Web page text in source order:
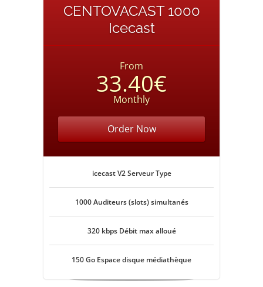
CENTOVACAST 1000
Icecast
From
33.40€
Monthly
Order Now
icecast V2 Serveur Type
1000 Auditeurs (slots) simultanés
320 kbps Débit max alloué
150 Go Espace disque médiathèque